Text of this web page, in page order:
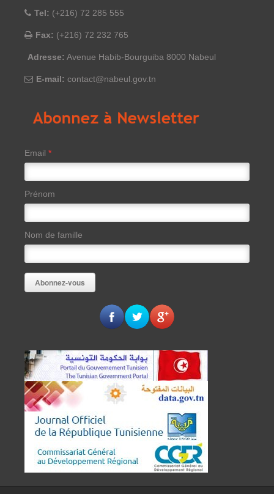
Tel: (+216) 72 285 555
Fax: (+216) 72 232 765
Adresse: Avenue Habib-Bourguiba 8000 Nabeul
E-mail: contact@nabeul.gov.tn
Email *
Prénom
Nom de famille